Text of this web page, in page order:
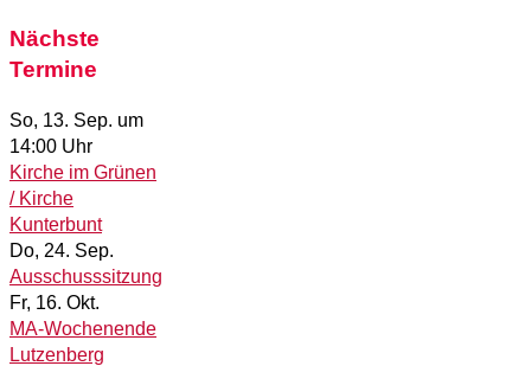
Nächste
Termine
So, 13. Sep. um
14:00 Uhr
Kirche im Grünen
/ Kirche
Kunterbunt
Do, 24. Sep.
Ausschusssitzung
Fr, 16. Okt.
MA-Wochenende
Lutzenberg